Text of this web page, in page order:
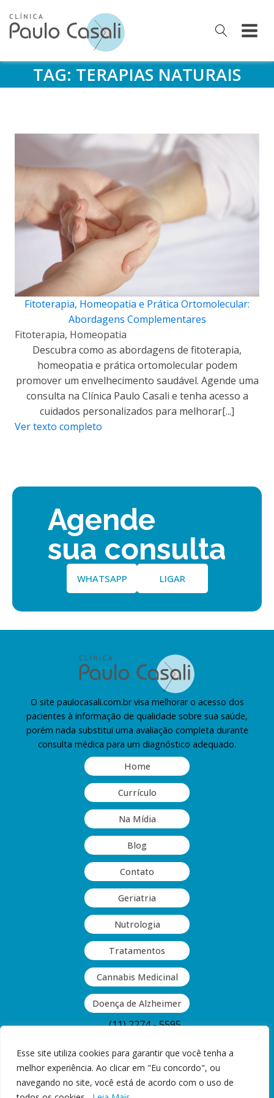
Esse site utiliza cookies para garantir que você tenha a
melhor experiência. Ao clicar em "Eu concordo", ou
navegando no site, você está de acordo com o uso de
TAG: TERAPIAS NATURAIS
Fitoterapia, Homeopatia e Prática Ortomolecular:
Abordagens Complementares
Fitoterapia, Homeopatia
Descubra como as abordagens de fitoterapia,
homeopatia e prática ortomolecular podem
promover um envelhecimento saudável. Agende uma
consulta na Clínica Paulo Casali e tenha acesso a
cuidados personalizados para melhorar[...]
Ver texto completo
Agende
sua consulta
WHATSAPP LIGAR
O site paulocasali.com.br visa melhorar o acesso dos
pacientes à informação de qualidade sobre sua saúde,
porém nada substitui uma avaliação completa durante
consulta médica para um diagnóstico adequado.
Home
Currículo
Na Mídia
Blog
Contato
Geriatria
Nutrologia
Tratamentos
Cannabis Medicinal
Doença de Alzheimer
(11) 2274 - 5595
Rua Guinle, 377 - Vila Monumento,
São Paulo, SP